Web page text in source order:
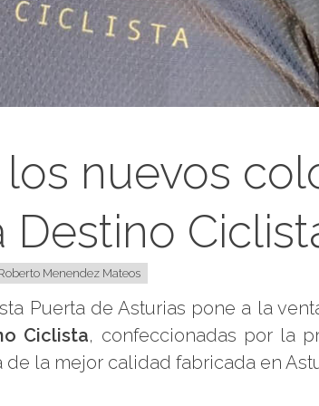
nuevos
Destino
Menendez Mateos
Puerta de Asturias pone a la
Ciclista, confeccionadas por la
de la mejor calidad fabricada en